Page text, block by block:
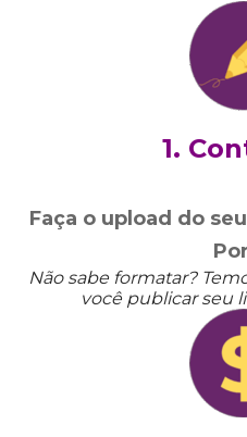
1.
Faça o upload do
Não sabe formatar?
você publicar seu